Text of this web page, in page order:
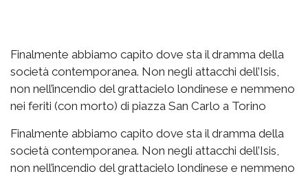
Finalmente abbiamo capito dove sta il dramma della
società contemporanea. Non negli attacchi dell’Isis,
non nell’incendio del grattacielo londinese e nemmeno
nei feriti (con morto) di piazza San Carlo a Torino
Finalmente abbiamo capito dove sta il dramma della
società contemporanea. Non negli attacchi dell’Isis,
non nell’incendio del grattacielo londinese e nemmeno